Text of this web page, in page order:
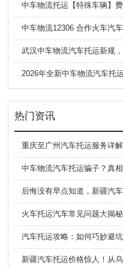
中车物流托运【特殊车辆】
武汉中车物流汽车托运新规
2026年全新中车物流汽车托
热门资讯
重庆至广州汽车托运服务详解
中车物流汽车托运骗子？真
后悔没有早点知道，新疆汽
火车托运汽车常见问题大揭秘
汽车托运攻略：如何巧妙避
新疆汽车托运价格惊人！从